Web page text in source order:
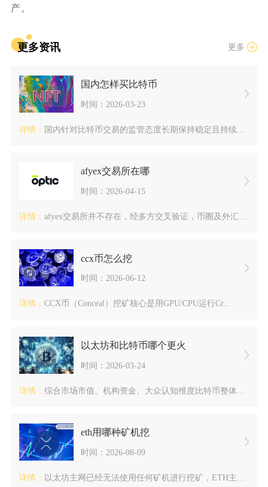
产。
更多资讯 更多
国内怎样买比特币
时间：2026-03-23
详情： 国内针对比特币交易的监管态度长期保持稳定且持续收紧。相关监管...
afyex交易所在哪
时间：2026-04-15
详情： afyex交易所并不存在，经多方交叉验证，币圈及外汇领域中名...
ccx币怎么挖
时间：2026-06-12
详情： CCX币（Conceal）挖矿核心是用GPU/CPU运行Cr...
以太坊和比特币哪个更火
时间：2026-03-24
详情： 综合市场市值、机构资金、大众认知维度比特币整体热度更高，但从...
eth用哪种矿机挖
时间：2026-08-09
详情： 以太坊主网已经无法使用任何矿机进行挖矿，ETH主网完成共识升...